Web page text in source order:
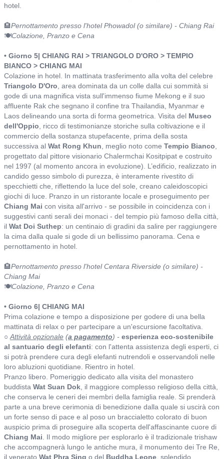
hotel.
🏨Pernottamento presso l'hotel Phowadol (o similare) - Chiang Rai
🍽️Colazione, Pranzo e Cena
• Giorno 5| CHIANG RAI > TRIANGOLO D'ORO > TEMPIO
BIANCO > CHIANG MAI
Colazione in hotel. In mattinata trasferimento alla volta del celebre
Triangolo D'Oro , area dominata da un colle dalla cui sommità si
gode di una magnifica vista sull'immenso fiume Mekong e il suo
affluente Rak che segnano il confine tra Thailandia, Myanmar e
Laos delineando una sorta di forma geometrica. Visita del Museo
dell'Oppio , ricco di testimonianze storiche sulla coltivazione e il
commercio della sostanza stupefacente, prima della sosta
successiva al Wat Rong Khun , meglio noto come Tempio Bianco
progettato dal pittore visionario Chalermchai Kositpipat e costruito
nel 1997 (al momento ancora in evoluzione). L’edificio, realizzato in
candido gesso simbolo di purezza, è interamente rivestito di
specchietti che, riflettendo la luce del sole, creano caleidoscopici
giochi di luce. Pranzo in un ristorante locale e proseguimento per
Chiang Mai con visita all'arrivo - se possibile in coincidenza con i
suggestivi canti serali dei monaci - del tempio più famoso della città,
il Wat Doi Suthep: un centinaio di gradini da salire per raggiungere
la cima dalla quale si gode di un bellissimo panorama. Cena e
pernottamento in hotel.
🏨Pernottamento presso l'hotel Centara Riverside (o similare) -
Chiang Mai
🍽️Colazione, Pranzo e Cena
• Giorno 6| CHIANG MAI
Prima colazione e tempo a disposizione per godere di una bella
mattinata di relax o per partecipare a un'escursione facoltativa.
○ Attività opzionale (a pagamento) - esperienza eco-sostenibile
al santuario degli elefanti: con l'attenta assistenza degli esperti, ci
si potrà prendere cura degli elefanti nutrendoli e osservandoli nelle
loro abluzioni quotidiane. Rientro in hotel.
Pranzo libero. Pomeriggio dedicato alla visita del monastero
buddista Wat Suan Dok , il maggiore complesso religioso della città,
che conserva le ceneri dei membri della famiglia reale. Si prenderà
parte a una breve cerimonia di benedizione dalla quale si uscirà con
un forte senso di pace e al poso un braccialetto colorato di buon
auspicio prima di proseguire alla scoperta dell'affascinante cuore di
Chiang Mai . Il modo migliore per esplorarlo è il tradizionale trishaw
che accompagnerà lungo le antiche mura, il monumento dei Tre Re,
il venerato Wat Phra Sing o del Buddha Leone , splendido